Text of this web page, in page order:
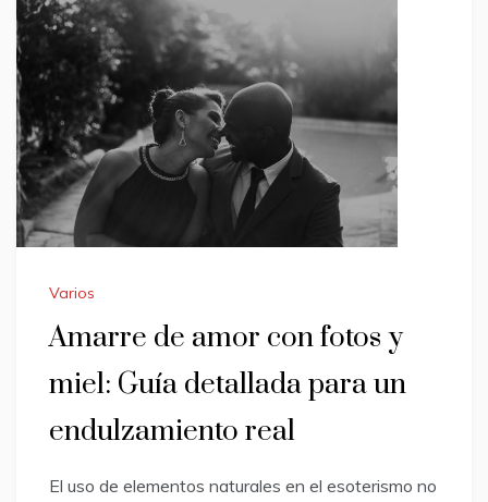
Varios
Amarre de amor con fotos y
miel: Guía detallada para un
endulzamiento real
El uso de elementos naturales en el esoterismo no